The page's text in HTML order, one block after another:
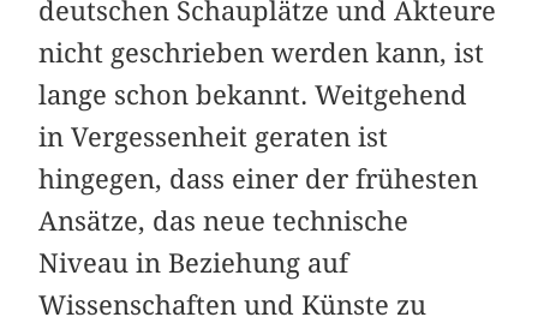
deutschen Schauplätze und Akteure
nicht geschrieben werden kann, ist
lange schon bekannt. Weitgehend
in Vergessenheit geraten ist
hingegen, dass einer der frühesten
Ansätze, das neue technische
Niveau in Beziehung auf
Wissenschaften und Künste zu